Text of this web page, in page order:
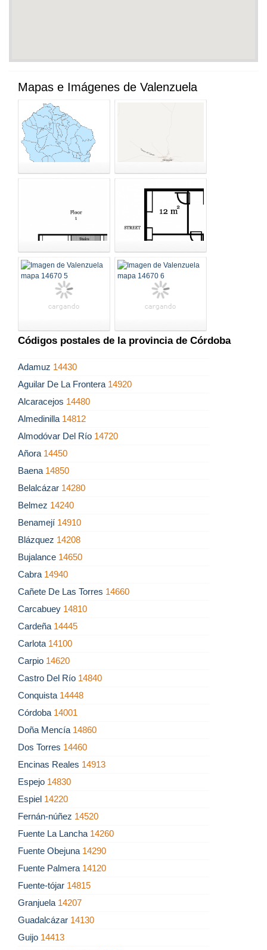
Mapas e Imágenes de Valenzuela
Códigos postales de la provincia de Córdoba
Adamuz 14430
Aguilar De La Frontera 14920
Alcaracejos 14480
Almedinilla 14812
Almodóvar Del Río 14720
Añora 14450
Baena 14850
Belalcázar 14280
Belmez 14240
Benamejí 14910
Blázquez 14208
Bujalance 14650
Cabra 14940
Cañete De Las Torres 14660
Carcabuey 14810
Cardeña 14445
Carlota 14100
Carpio 14620
Castro Del Río 14840
Conquista 14448
Córdoba 14001
Doña Mencía 14860
Dos Torres 14460
Encinas Reales 14913
Espejo 14830
Espiel 14220
Fernán-núñez 14520
Fuente La Lancha 14260
Fuente Obejuna 14290
Fuente Palmera 14120
Fuente-tójar 14815
Granjuela 14207
Guadalcázar 14130
Guijo 14413